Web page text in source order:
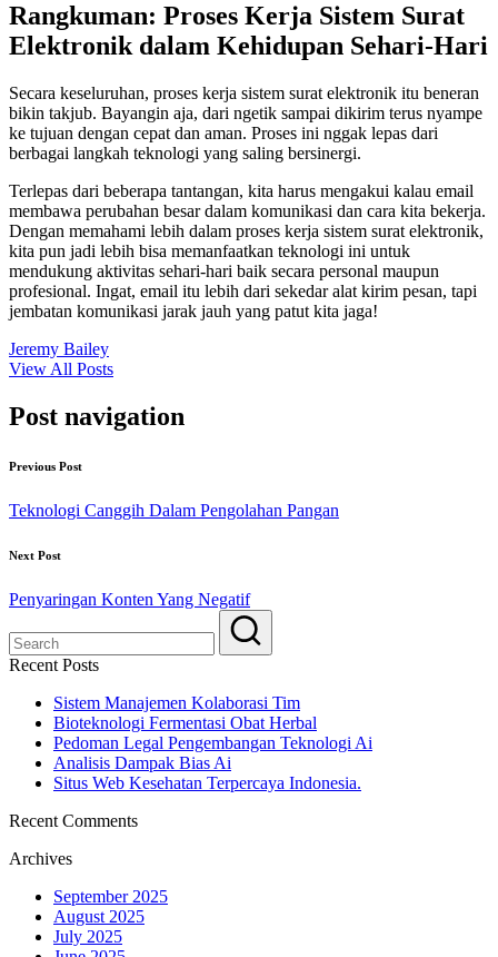
Rangkuman: Proses Kerja Sistem Surat
Elektronik dalam Kehidupan Sehari-Hari
Secara keseluruhan, proses kerja sistem surat elektronik itu beneran
bikin takjub. Bayangin aja, dari ngetik sampai dikirim terus nyampe
ke tujuan dengan cepat dan aman. Proses ini nggak lepas dari
berbagai langkah teknologi yang saling bersinergi.
Terlepas dari beberapa tantangan, kita harus mengakui kalau email
membawa perubahan besar dalam komunikasi dan cara kita bekerja.
Dengan memahami lebih dalam proses kerja sistem surat elektronik,
kita pun jadi lebih bisa memanfaatkan teknologi ini untuk
mendukung aktivitas sehari-hari baik secara personal maupun
profesional. Ingat, email itu lebih dari sekedar alat kirim pesan, tapi
jembatan komunikasi jarak jauh yang patut kita jaga!
Jeremy Bailey
View All Posts
Post navigation
Previous Post
Teknologi Canggih Dalam Pengolahan Pangan
Next Post
Penyaringan Konten Yang Negatif
Recent Posts
Sistem Manajemen Kolaborasi Tim
Bioteknologi Fermentasi Obat Herbal
Pedoman Legal Pengembangan Teknologi Ai
Analisis Dampak Bias Ai
Situs Web Kesehatan Terpercaya Indonesia.
Recent Comments
Archives
September 2025
August 2025
July 2025